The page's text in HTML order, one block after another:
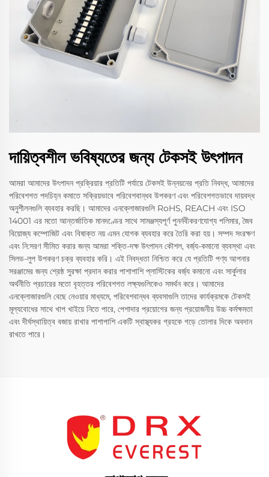
দায়িত্বশীল ভবিষ্যতের জন্য টেকসই উৎপাদন
আমরা আমাদের উৎপাদন প্রক্রিয়ার প্রতিটি পর্যায়ে টেকসই উন্নয়নের প্রতি নিবদ্ধ, আমাদের
পরিবেশগত পদচিহ্ন কমাতে সক্রিয়ভাবে পরিবেশবান্ধব উপকরণ এবং পরিবেশগতভাবে দায়বদ্ধ
অনুশীলনগুলি ব্যবহার করছি। আমাদের এনক্লোজারগুলি RoHS, REACH এবং ISO
14001 এর মতো আন্তর্জাতিক মানদণ্ডের সাথে সামঞ্জস্যপূর্ণ পুনর্নবীকরণযোগ্য পলিমার, জৈব
বিয়োজ্য কম্পোজিট এবং বিষাক্ত নয় এমন যোগক ব্যবহার করে তৈরি করা হয়। সম্পদ সংরক্ষণ
এবং নি:সরণ সীমিত করার জন্য আমরা শক্তি-দক্ষ উৎপাদন কৌশল, বর্জ্য-কমানো ব্যবস্থা এবং
সিলড-লুপ উপকরণ চক্র ব্যবহার করি। এই নিবদ্ধতা নিশ্চিত করে যে প্রতিটি পণ্য আপনার
সরঞ্জামের জন্য শ্রেষ্ঠ সুরক্ষা প্রদান করার পাশাপাশি প্লাস্টিকের বর্জ্য কমানো এবং সার্কুলার
অর্থনীতি প্রচারের মতো বৃহত্তর পরিবেশগত লক্ষ্যগুলিকেও সমর্থন করে। আমাদের
এনক্লোজারগুলি বেছে নেওয়ার মাধ্যমে, পরিবেশবান্ধব ব্যবসাগুলি তাদের কার্যক্রমকে টেকসই
মূল্যবোধের সাথে খাপ খাইয়ে নিতে পারে, পেশাদার প্রয়োগের জন্য প্রয়োজনীয় উচ্চ কর্মক্ষমতা
এবং দীর্ঘস্থায়িত্ব বজায় রাখার পাশাপাশি একটি স্বাস্থ্যকর গ্রহকে গড়ে তোলার দিকে অবদান
রাখতে পারে।